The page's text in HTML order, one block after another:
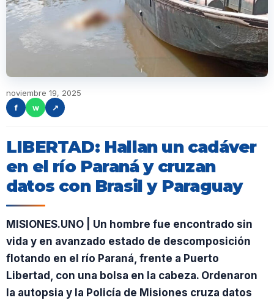
noviembre 19, 2025
f
w ↗
LIBERTAD: Hallan un cadáver
en el río Paraná y cruzan
datos con Brasil y Paraguay
MISIONES.UNO | Un hombre fue encontrado sin
vida y en avanzado estado de descomposición
flotando en el río Paraná, frente a Puerto
Libertad, con una bolsa en la cabeza. Ordenaron
la autopsia y la Policía de Misiones cruza datos